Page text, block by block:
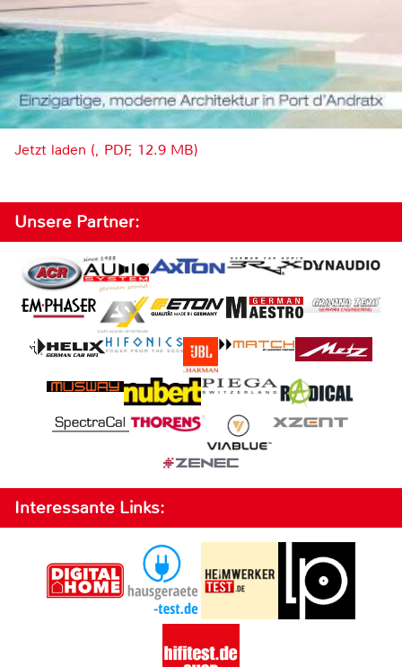
Jetzt laden (, PDF, 12.9 MB)
Unsere Partner:
Interessante Links: